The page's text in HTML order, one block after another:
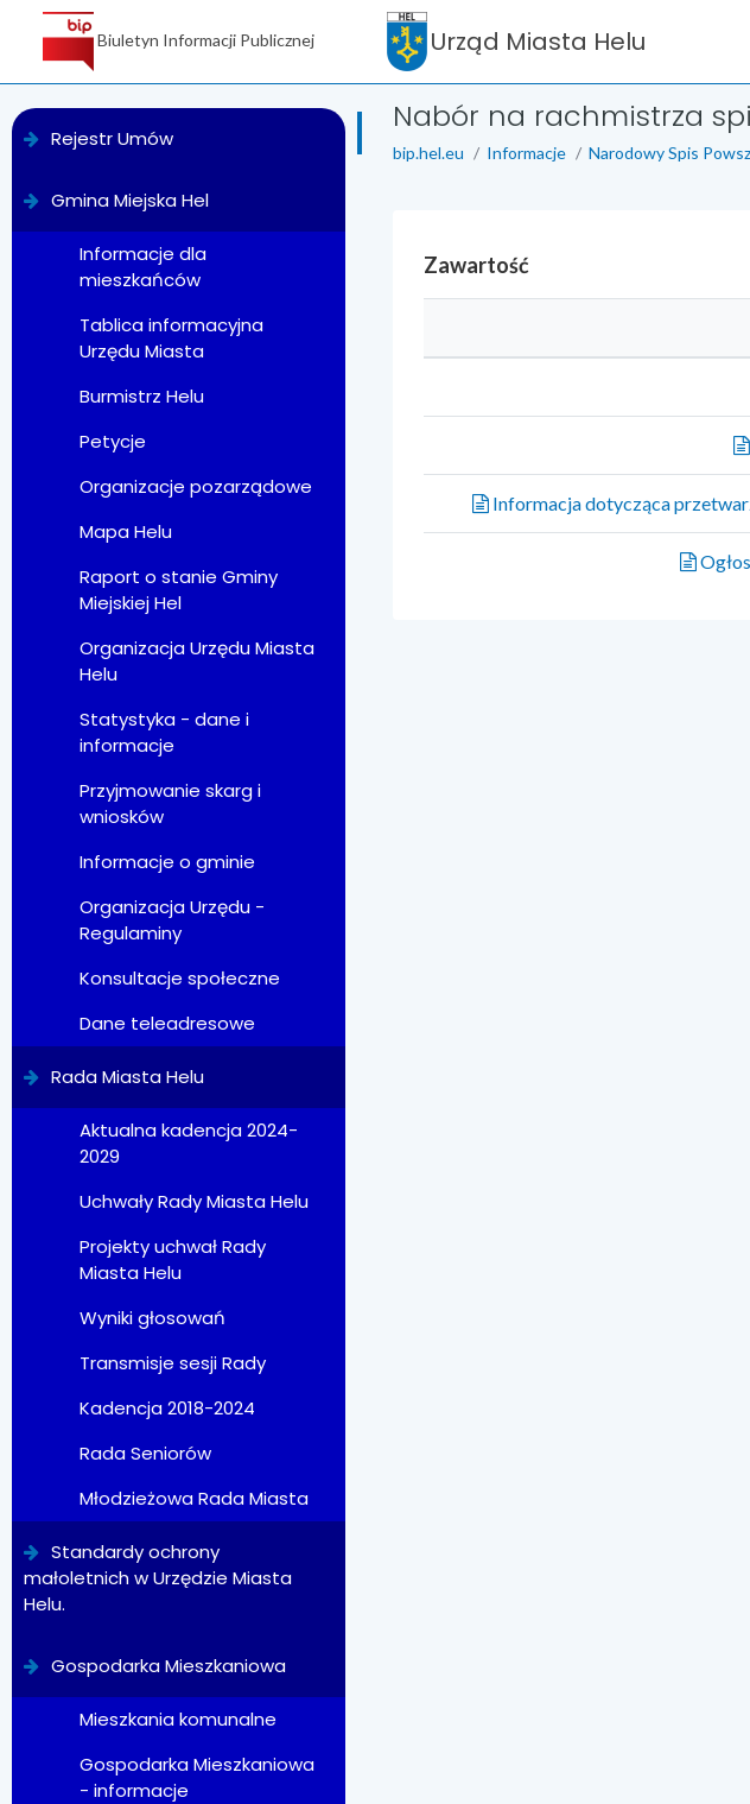
Biuletyn Informacji Publicznej
Rejestr Umów
Gmina Miejska Hel
Informacje dla
mieszkańców
Tablica informacyjna
Urzędu Miasta
Burmistrz Helu
Petycje
Organizacje pozarządowe
Mapa Helu
Raport o stanie Gminy
Miejskiej Hel
Organizacja Urzędu Miasta
Helu
Statystyka - dane i
informacje
Przyjmowanie skarg i
wniosków
Informacje o gminie
Organizacja Urzędu -
Regulaminy
Konsultacje społeczne
Dane teleadresowe
Rada Miasta Helu
Aktualna kadencja 2024-
2029
Uchwały Rady Miasta Helu
Projekty uchwał Rady
Miasta Helu
Wyniki głosowań
Transmisje sesji Rady
Kadencja 2018-2024
Rada Seniorów
Młodzieżowa Rada Miasta
Standardy ochrony
małoletnich w Urzędzie Miasta
Helu.
Gospodarka Mieszkaniowa
Mieszkania komunalne
Gospodarka Mieszkaniowa
- informacje
Urząd Miasta Helu
Nabór na rachmistrza
bip.hel.eu Informacje Narodowy Spis
Zawartość
Informacja dotycząca